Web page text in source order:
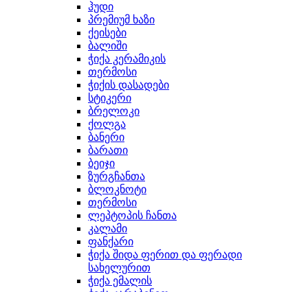
ჰუდი
პრემიუმ ხაზი
ქეისები
ბალიში
ჭიქა კერამიკის
თერმოსი
ჭიქის დასადები
სტიკერი
ბრელოკი
ქოლგა
ბანერი
ბარათი
ბეიჯი
ზურგჩანთა
ბლოკნოტი
თერმოსი
ლეპტოპის ჩანთა
კალამი
ფანქარი
ჭიქა შიდა ფერით და ფერადი
სახელურით
ჭიქა ემალის